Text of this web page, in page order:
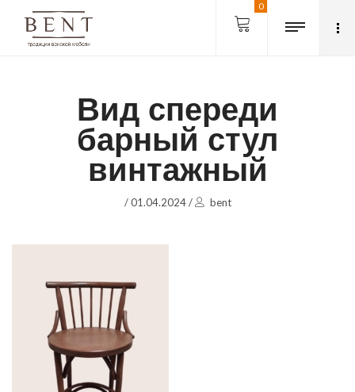
0
Вид спереди
барный стул
винтажный
/ 01.04.2024 / bent